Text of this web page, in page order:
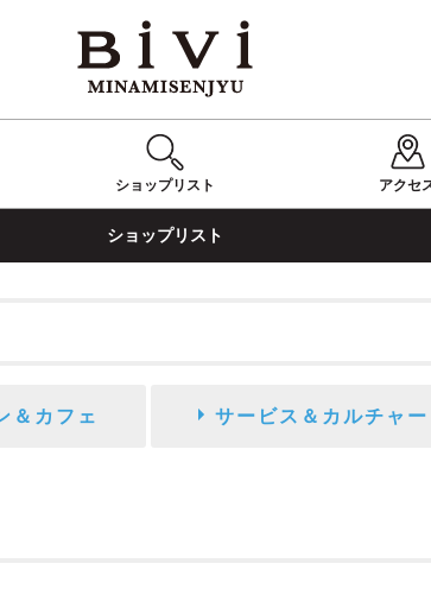
ショップリスト アクセ
ショップリスト
＆カフェ サービス＆カルチャー